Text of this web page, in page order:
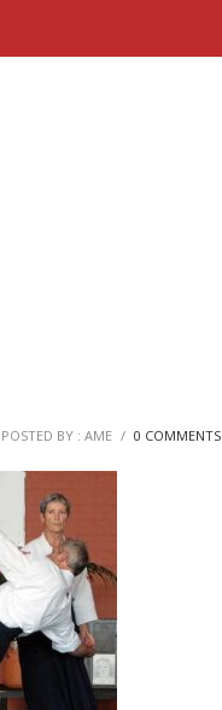
POSTED BY : AME / 0 COMMENTS